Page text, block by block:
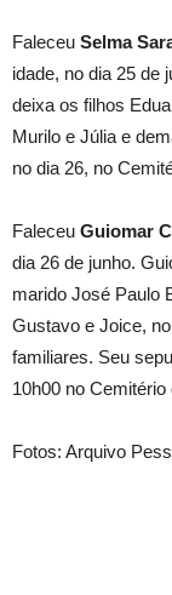
Faleceu Selma
idade, no dia 25 de
deixa os filhos
Murilo e Júlia e
no dia 26, no
Faleceu Guiomar
dia 26 de junho.
marido José Paulo
Gustavo e Joice,
familiares. Seu
10h00 no Cemitério
Fotos: Arquivo